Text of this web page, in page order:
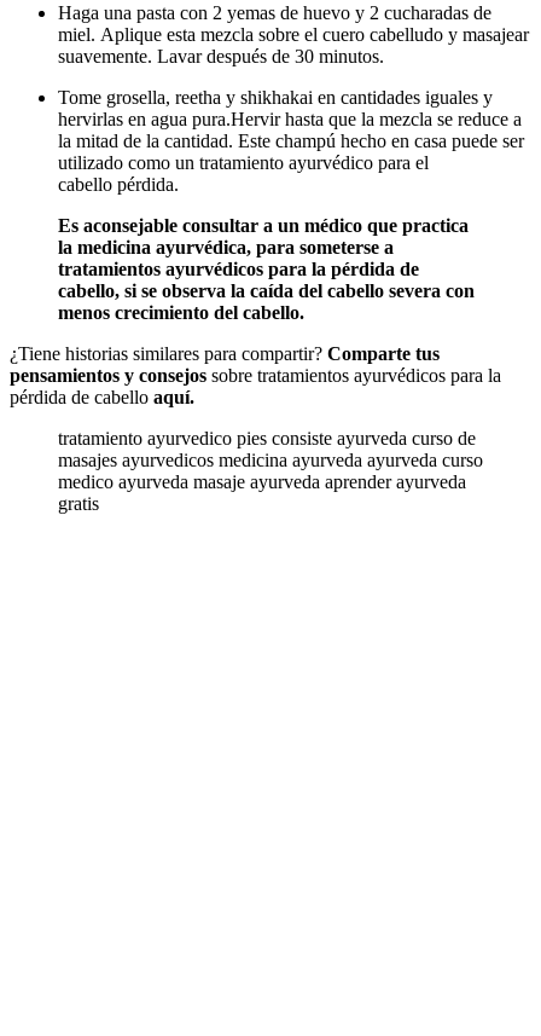
Haga una pasta con 2 yemas de huevo y 2 cucharadas de
miel. Aplique esta mezcla sobre el cuero cabelludo y masajear
suavemente. Lavar después de 30 minutos.
Tome grosella, reetha y shikhakai en cantidades iguales y
hervirlas en agua pura.Hervir hasta que la mezcla se reduce a
la mitad de la cantidad. Este champú hecho en casa puede ser
utilizado como un tratamiento ayurvédico para el
cabello pérdida.
Es aconsejable consultar a un médico que practica
la medicina ayurvédica, para someterse a
tratamientos ayurvédicos para la pérdida de
cabello, si se observa la caída del cabello severa con
menos crecimiento del cabello.
¿Tiene historias similares para compartir? Comparte tus
pensamientos y consejos sobre tratamientos ayurvédicos para la
pérdida de cabello aquí.
tratamiento ayurvedico pies consiste ayurveda curso de
masajes ayurvedicos medicina ayurveda ayurveda curso
medico ayurveda masaje ayurveda aprender ayurveda
gratis